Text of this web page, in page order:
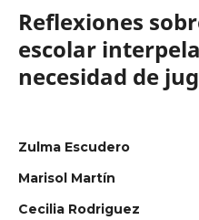
Reflexiones
escolar
necesidad de
Zulma Escudero
Marisol Martín
Cecilia Rodriguez